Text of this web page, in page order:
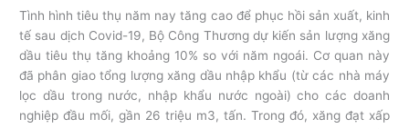
Tình hình tiêu thụ năm nay tăng cao để phục hồi sản xuất, kinh
tế sau dịch Covid-19, Bộ Công Thương dự kiến sản lượng xăng
dầu tiêu thụ tăng khoảng 10% so với năm ngoái. Cơ quan này
đã phân giao tổng lượng xăng dầu nhập khẩu (từ các nhà máy
lọc dầu trong nước, nhập khẩu nước ngoài) cho các doanh
nghiệp đầu mối, gần 26 triệu m3, tấn. Trong đó, xăng đạt xấp